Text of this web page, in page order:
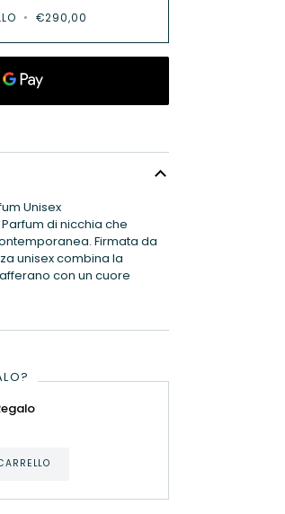
• €290,00
Unisex
di nicchia che
Firmata da
unisex combina la
con un cuore